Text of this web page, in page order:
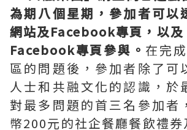
為期八個星期，參加者可以
網站及Facebook專頁，以及
Facebook專頁參與。 在完
區的問題後，參加者除了可
人士和共融文化的認識，於
對最多問題的首三名參加者
幣200元的社企餐廳餐飲禮